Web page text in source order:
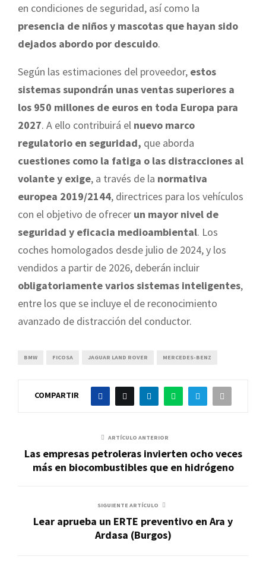
en condiciones de seguridad, así como la
presencia de niños y mascotas que hayan sido
dejados abordo por descuido.
Según las estimaciones del proveedor, estos
sistemas supondrán unas ventas superiores a
los 950 millones de euros en toda Europa para
2027. A ello contribuirá el nuevo marco
regulatorio en seguridad, que aborda
cuestiones como la fatiga o las distracciones al
volante y exige, a través de la normativa
europea 2019/2144, directrices para los vehículos
con el objetivo de ofrecer un mayor nivel de
seguridad y eficacia medioambiental. Los
coches homologados desde julio de 2024, y los
vendidos a partir de 2026, deberán incluir
obligatoriamente varios sistemas inteligentes,
entre los que se incluye el de reconocimiento
avanzado de distracción del conductor.
BMW FICOSA JAGUAR LAND ROVER MERCEDES-BENZ
COMPARTIR
ARTÍCULO ANTERIOR
Las empresas petroleras invierten ocho veces
más en biocombustibles que en hidrógeno
SIGUIENTE ARTÍCULO
Lear aprueba un ERTE preventivo en Ara y
Ardasa (Burgos)